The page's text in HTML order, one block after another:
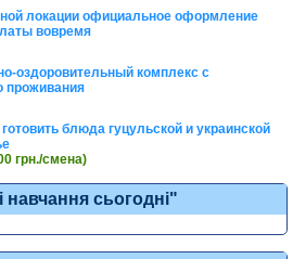
локации официальное оформление
вовремя
оздоровительный комплекс с
проживания
блюда гуцульской и украинской
грн./смена)
навчання сьогодні"